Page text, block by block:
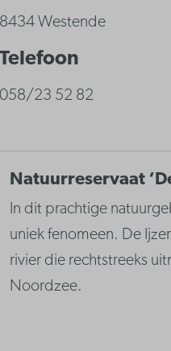
8434 Westende
Telefoon
058/23 52 82
Natuurreservaat
In dit prachtige
uniek fenomeen. De
rivier die rechtstreeks
Noordzee.